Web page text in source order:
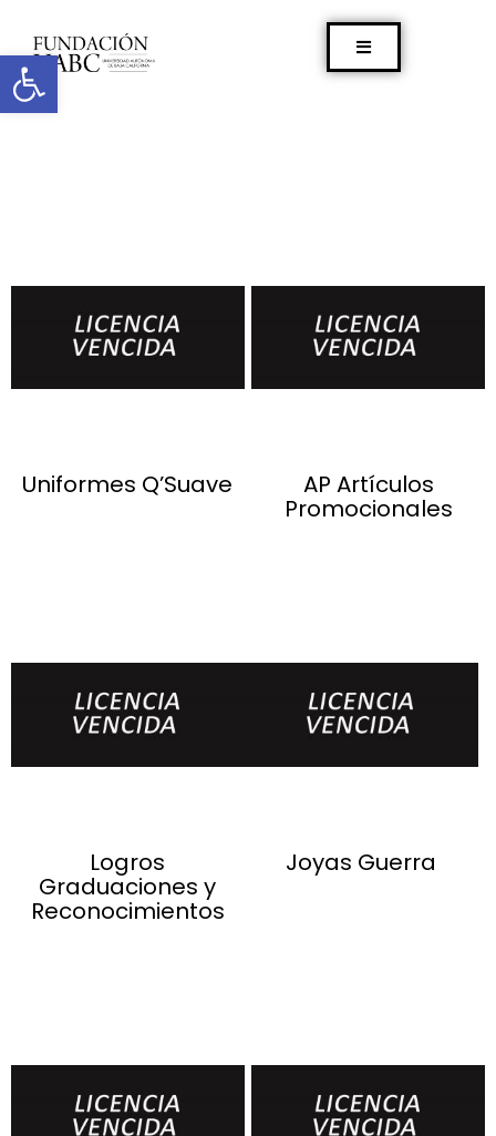
Abrir barra de herramientas
Uniformes Q’Suave AP Artículos
Promocionales
Logros
Graduaciones y
Reconocimientos
Joyas Guerra